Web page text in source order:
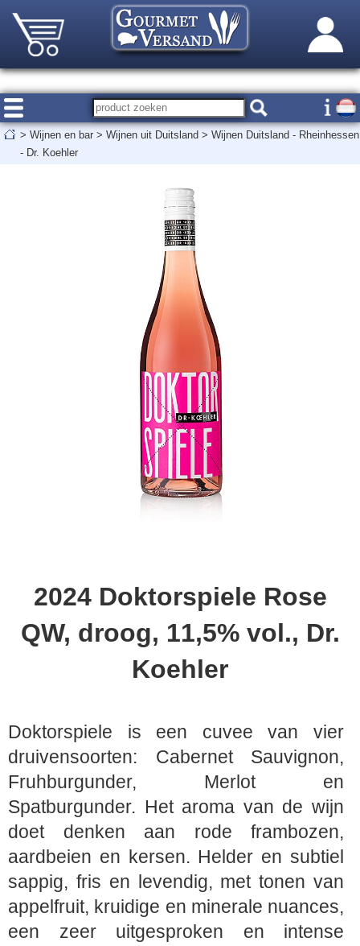
> Wijnen en bar > Wijnen uit Duitsland > Wijnen Duitsland - Rheinhessen
- Dr. Koehler
2024 Doktorspiele Rose
QW, droog, 11,5% vol., Dr.
Koehler
Doktorspiele is een cuvee van vier
druivensoorten: Cabernet Sauvignon,
Fruhburgunder, Merlot en
Spatburgunder. Het aroma van de wijn
doet denken aan rode frambozen,
aardbeien en kersen. Helder en subtiel
sappig, fris en levendig, met tonen van
appelfruit, kruidige en minerale nuances,
een zeer uitgesproken en intense